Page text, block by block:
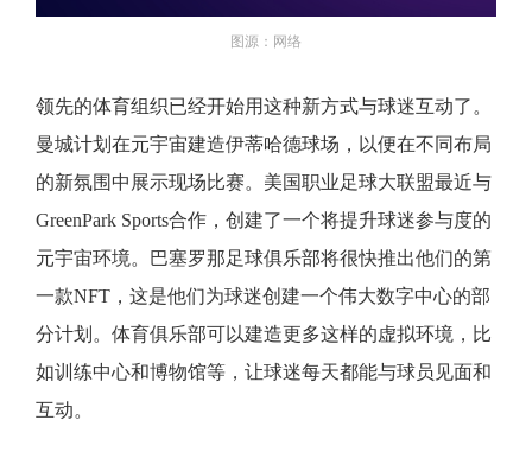
图源：网络
领先的体育组织已经开始用这种新方式与球迷互动了。
曼城计划在元宇宙建造伊蒂哈德球场，以便在不同布局
的新氛围中展示现场比赛。美国职业足球大联盟最近与
GreenPark Sports合作，创建了一个将提升球迷参与度的
元宇宙环境。巴塞罗那足球俱乐部将很快推出他们的第
一款NFT，这是他们为球迷创建一个伟大数字中心的部
分计划。体育俱乐部可以建造更多这样的虚拟环境，比
如训练中心和博物馆等，让球迷每天都能与球员见面和
互动。